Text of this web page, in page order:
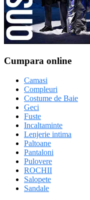
Cumpara online
Camasi
Compleuri
Costume de Baie
Geci
Fuste
Incaltaminte
Lenjerie intima
Paltoane
Pantaloni
Pulovere
ROCHII
Salopete
Sandale